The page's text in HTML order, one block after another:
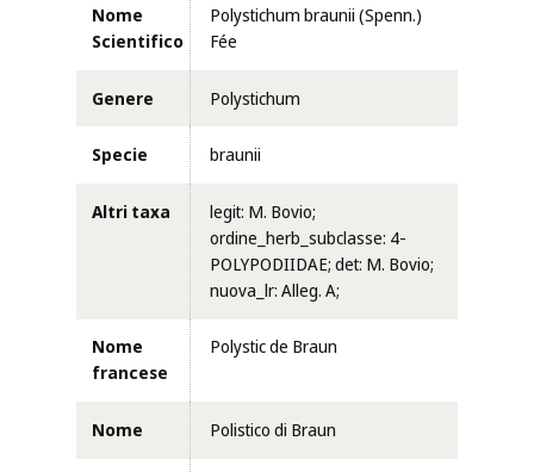
Nome
Scientifico
Polystichum braunii (Spenn.)
Fée
Genere Polystichum
Specie braunii
Altri taxa
legit: M. Bovio;
ordine_herb_subclasse: 4-
POLYPODIIDAE; det: M. Bovio;
nuova_lr: Alleg. A;
Nome
francese
Polystic de Braun
Nome Polistico di Braun